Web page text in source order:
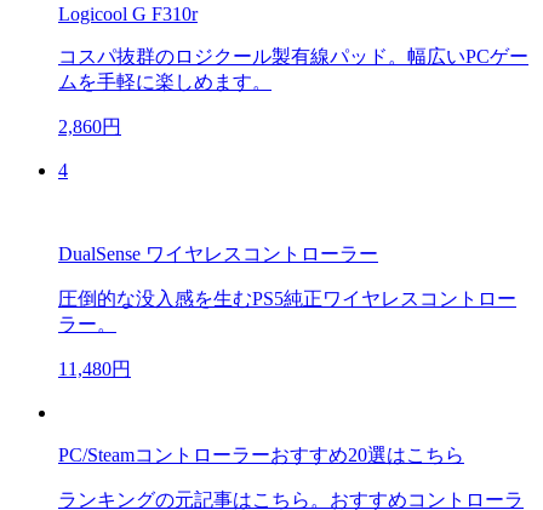
Logicool G F310r
コスパ抜群のロジクール製有線パッド。幅広いPCゲー
ムを手軽に楽しめます。
2,860円
4
DualSense ワイヤレスコントローラー
圧倒的な没入感を生むPS5純正ワイヤレスコントロー
ラー。
11,480円
PC/Steamコントローラーおすすめ20選はこちら
ランキングの元記事はこちら。おすすめコントローラ